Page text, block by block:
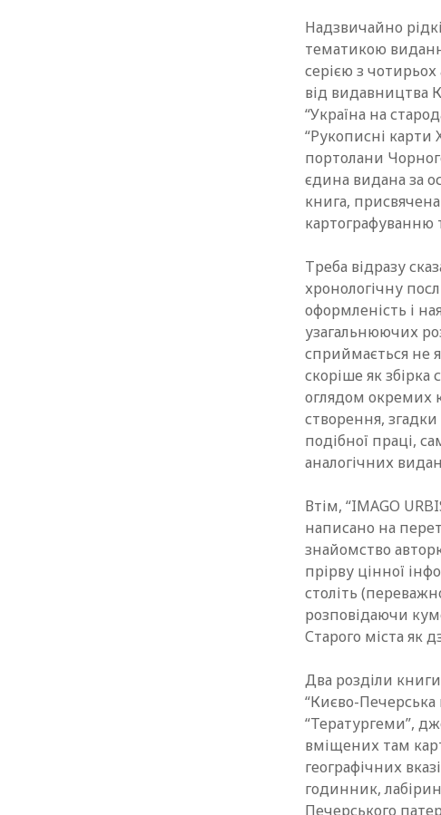
Надзвичайно
тематикою
серією з чотирьох
від видавництва
“Україна на
“Рукописні карти
портолани
єдина видана за
книга,
картографуванню
Треба відразу
хронологічну
оформленість і
узагальнюючих
сприймається не
скоріше як
оглядом окремих
створення, згадки
подібної праці,
аналогічних
Втім, “IMAGO
написано на
знайомство
прірву цінної
століть
розповідаючи
Старого міста як
Два розділи
“Києво-Печерська
“Тератургеми”,
вміщених там
географічних
годинник,
Печерського